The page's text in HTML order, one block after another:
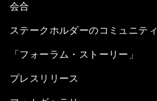
会合
ステークホルダーのコミュニティ
「フォーラム・ストーリー」
プレスリリース